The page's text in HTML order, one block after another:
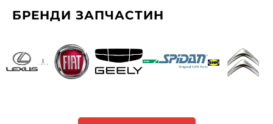
БРЕНДИ ЗАПЧАСТИН